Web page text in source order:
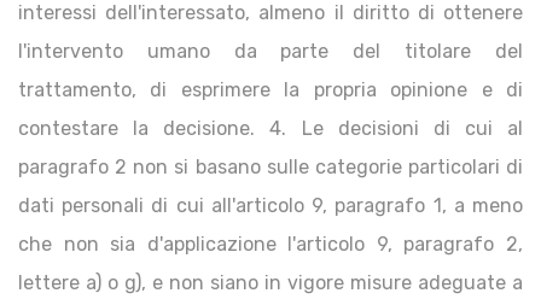
interessi dell'interessato, almeno il diritto di ottenere
l'intervento umano da parte del titolare del
trattamento, di esprimere la propria opinione e di
contestare la decisione. 4. Le decisioni di cui al
paragrafo 2 non si basano sulle categorie particolari di
dati personali di cui all'articolo 9, paragrafo 1, a meno
che non sia d'applicazione l'articolo 9, paragrafo 2,
lettere a) o g), e non siano in vigore misure adeguate a